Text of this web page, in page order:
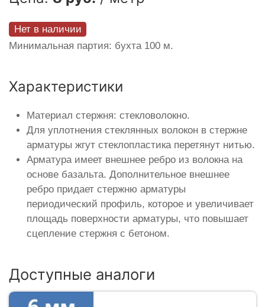
Нет в наличии
Минимальная партия: бухта 100 м.
Характеристики
Материал стержня: стекловолокно.
Для уплотнения стеклянных волокон в стержне
арматуры жгут стеклопластика перетянут нитью.
Арматура имеет внешнее ребро из волокна на
основе базальта. Дополнительное внешнее
ребро придает стержню арматуры
периодический профиль, которое и увеличивает
площадь поверхности арматуры, что повышает
сцепление стержня с бетоном.
Доступные аналоги